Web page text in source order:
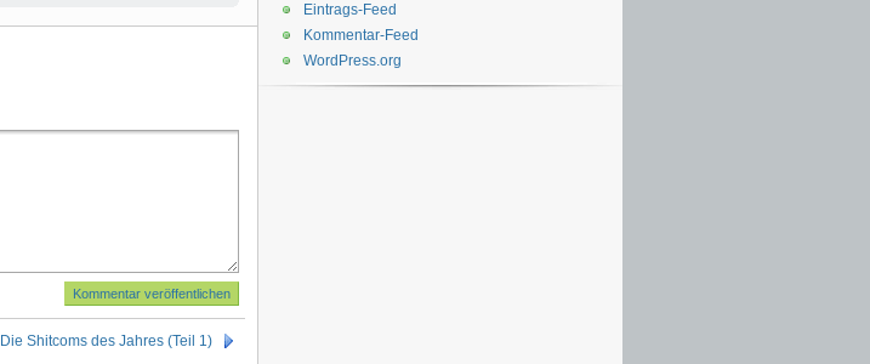
Die Shitcoms des Jahres (Teil 1)
Eintrags-Feed
Kommentar-Feed
WordPress.org